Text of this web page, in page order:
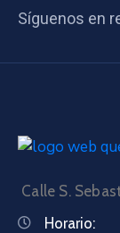
Síguenos en
Calle S.
Horario: